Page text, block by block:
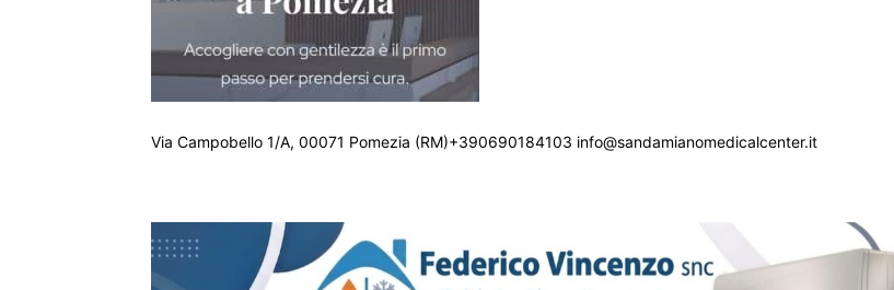
Via Campobello 1/A, 00071 Pomezia (RM)+390690184103 info@sandamianomedicalcenter.it